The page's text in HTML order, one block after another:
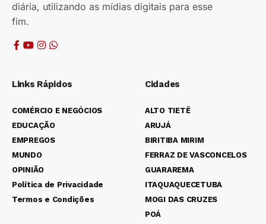
diária, utilizando as mídias digitais para esse
fim.
Links Rápidos
COMÉRCIO E NEGÓCIOS
EDUCAÇÃO
EMPREGOS
MUNDO
OPINIÃO
Política de Privacidade
Termos e Condições
Cidades
ALTO TIETÊ
ARUJÁ
BIRITIBA MIRIM
FERRAZ DE VASCONCELOS
GUARAREMA
ITAQUAQUECETUBA
MOGI DAS CRUZES
POÁ